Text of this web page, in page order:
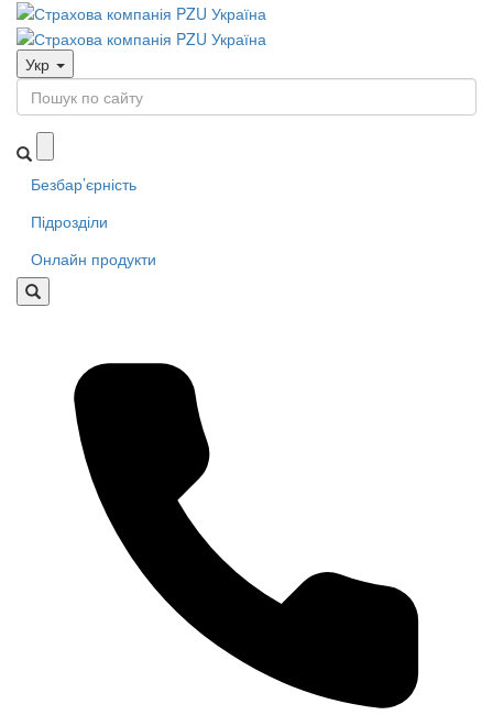
Укр
Безбар’єрність
Підрозділи
Онлайн продукти